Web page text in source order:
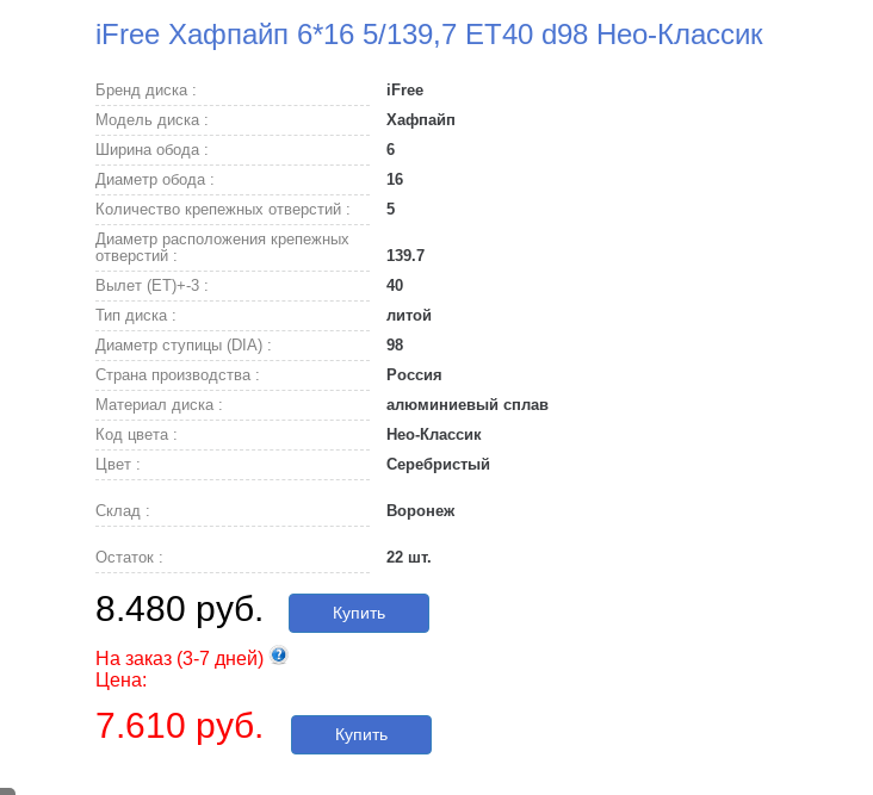
iFree Хафпайп 6*16 5/139,7 ET40 d98 Нео-Классик
Бренд диска :
iFree
Модель диска :
Хафпайп
Ширина обода :
6
Диаметр обода :
16
Количество крепежных отверстий :
5
Диаметр расположения крепежных
отверстий :
139.7
Вылет (ET)+-3 :
40
Тип диска :
литой
Диаметр ступицы (DIA) :
98
Страна производства :
Россия
Материал диска :
алюминиевый сплав
Код цвета :
Нео-Классик
Цвет :
Серебристый
Склад : Воронеж
Остаток : 22 шт.
8.480 руб. Купить
На заказ (3-7 дней)
Цена:
7.610 руб. Купить